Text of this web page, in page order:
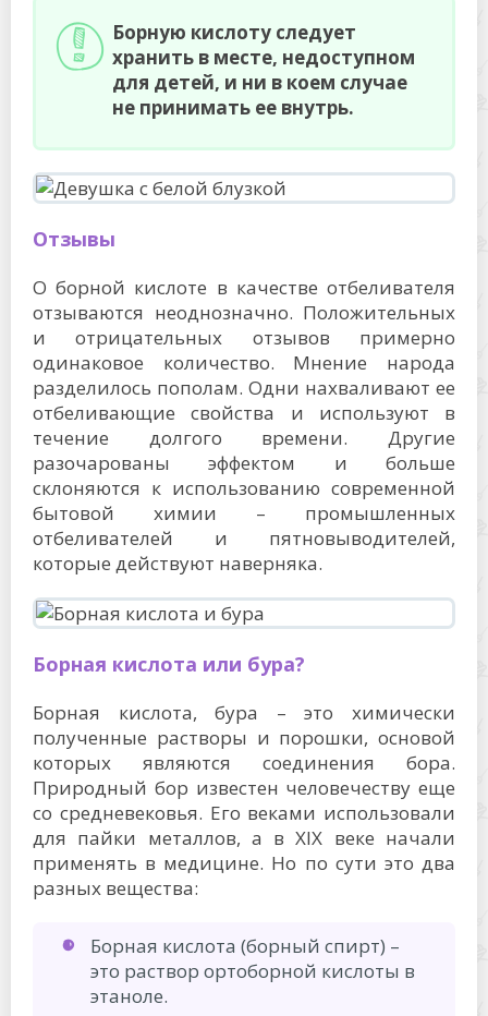
Борную кислоту следует
хранить в месте, недоступном
для детей, и ни в коем случае
не принимать ее внутрь.
Отзывы
О борной кислоте в качестве отбеливателя
отзываются неоднозначно. Положительных
и отрицательных отзывов примерно
одинаковое количество. Мнение народа
разделилось пополам. Одни нахваливают ее
отбеливающие свойства и используют в
течение долгого времени. Другие
разочарованы эффектом и больше
склоняются к использованию современной
бытовой химии – промышленных
отбеливателей и пятновыводителей,
которые действуют наверняка.
Борная кислота или бура?
Борная кислота, бура – это химически
полученные растворы и порошки, основой
которых являются соединения бора.
Природный бор известен человечеству еще
со средневековья. Его веками использовали
для пайки металлов, а в XIX веке начали
применять в медицине. Но по сути это два
разных вещества:
Борная кислота (борный спирт) –
это раствор ортоборной кислоты в
этаноле.